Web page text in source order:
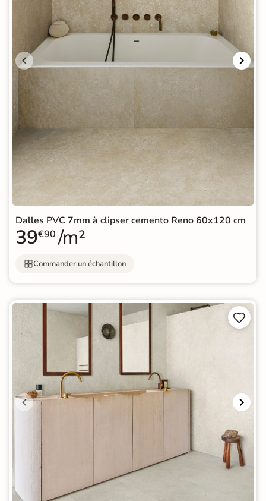
Dalles PVC 7mm à clipser cemento Reno 60x120 cm
39€90 /m²
Commander un échantillon

